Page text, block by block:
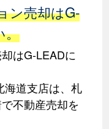
ン売却はG-
。
はG-LEADに
海道支店は、札
不動産売却を